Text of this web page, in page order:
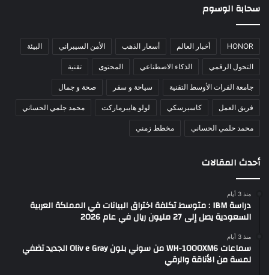
سحابة الوسوم
HONOR أخبار العالم أسعار الذهب الأمن السيبراني البيئة
التحول الرقمي الذكاء الاصطناعي المحتوى تقنية
جامعة الفرات الأوسط التقنية سياحة و سفر صحة و جمال
فريق العمل كاسبرسكي لولو هايبرماركت محمد جلمي الحساني
محمد حلمي الحساني مخطط زمني
أحدث المقالات
منذ 3 أيام
دراسة IBM : متوسط تكلفة اختراق البيانات في المملكة العربية
السعودية يصل إلى 27 مليون ريال في عام 2026
منذ 3 أيام
سماعات WH-1000XM6 من سوني بلون Oliv e Gray الجديد تضفي
لمسة من الأناقة والرقي